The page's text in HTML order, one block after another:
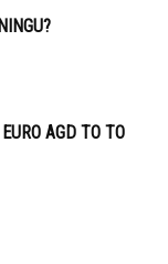
AGD TO TO